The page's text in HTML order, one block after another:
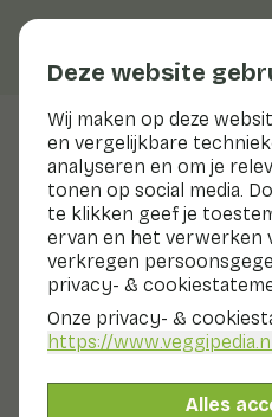
Deze website
Wij maken op deze
en vergelijkbare
analyseren en om je
tonen op social media.
te klikken geef je
ervan en het verwerken
verkregen
privacy- &
Onze privacy- &
https://
Alles
Veggiblogs
Planten eten
Televisie Dag
20 november 2019
Vandaag is het
hebben 21 november
Dag' (World Television Day).
waardig vieren met een